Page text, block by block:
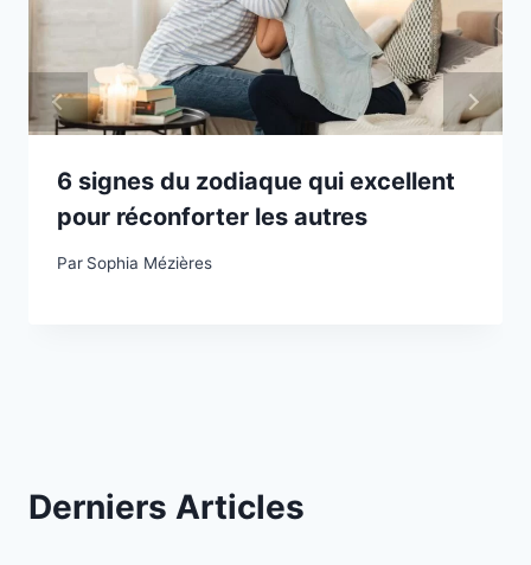
6 signes du zodiaque qui excellent
pour réconforter les autres
Par Sophia Mézières
Derniers Articles